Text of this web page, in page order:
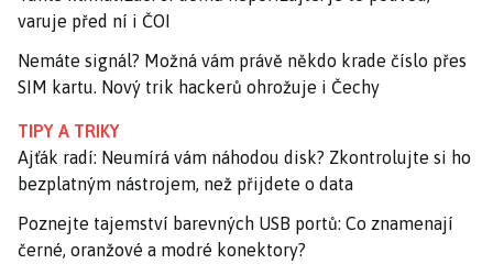
varuje před ní i ČOI
Nemáte signál? Možná vám právě někdo krade číslo přes
SIM kartu. Nový trik hackerů ohrožuje i Čechy
TIPY A TRIKY
Ajťák radí: Neumírá vám náhodou disk? Zkontrolujte si ho
bezplatným nástrojem, než přijdete o data
Poznejte tajemství barevných USB portů: Co znamenají
černé, oranžové a modré konektory?